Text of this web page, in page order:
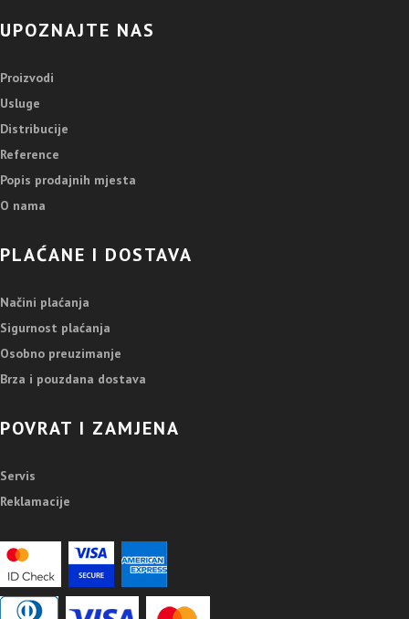
UPOZNAJTE NAS
Proizvodi
Usluge
Distribucije
Reference
Popis prodajnih mjesta
O nama
PLAĆANE I DOSTAVA
Načini plaćanja
Sigurnost plaćanja
Osobno preuzimanje
Brza i pouzdana dostava
POVRAT I ZAMJENA
Servis
Reklamacije